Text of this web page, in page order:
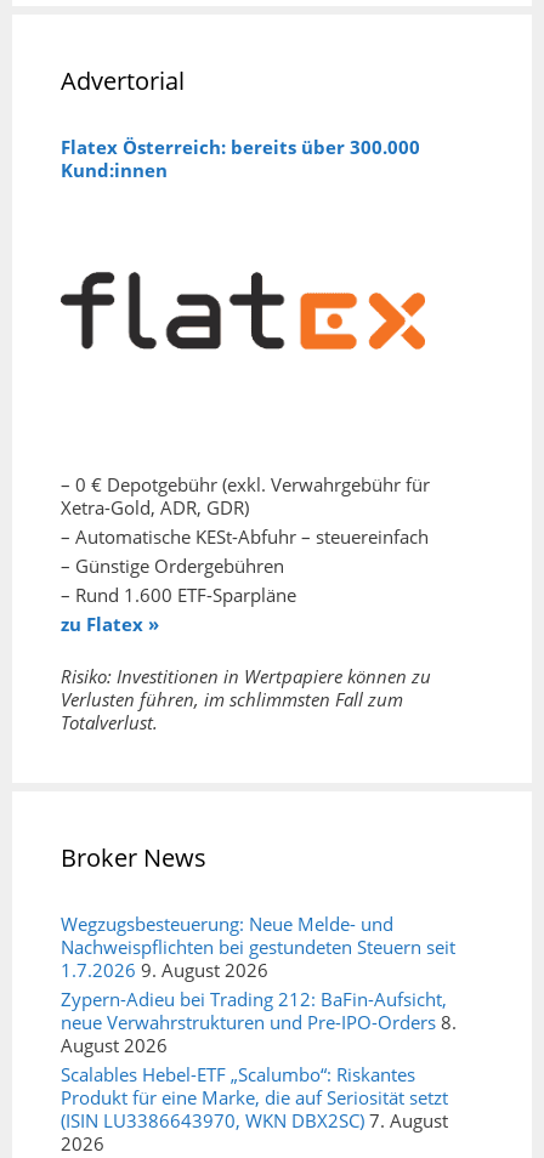
Advertorial
Flatex Österreich: bereits über 300.000
Kund:innen
– 0 € Depotgebühr (exkl. Verwahrgebühr für
Xetra-Gold, ADR, GDR)
– Automatische KESt-Abfuhr – steuereinfach
– Günstige Ordergebühren
– Rund 1.600 ETF-Sparpläne
zu Flatex »
Risiko: Investitionen in Wertpapiere können zu
Verlusten führen, im schlimmsten Fall zum
Totalverlust.
Broker News
Wegzugsbesteuerung: Neue Melde- und
Nachweispflichten bei gestundeten Steuern seit
1.7.2026 9. August 2026
Zypern-Adieu bei Trading 212: BaFin-Aufsicht,
neue Verwahrstrukturen und Pre-IPO-Orders 8.
August 2026
Scalables Hebel-ETF „Scalumbo“: Riskantes
Produkt für eine Marke, die auf Seriosität setzt
(ISIN LU3386643970, WKN DBX2SC) 7. August
2026